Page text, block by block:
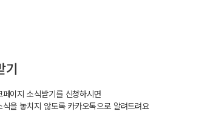
기
페이지 소식받기를 신청하시면
식을 놓치지 않도록 카카오톡으로 알려드려요